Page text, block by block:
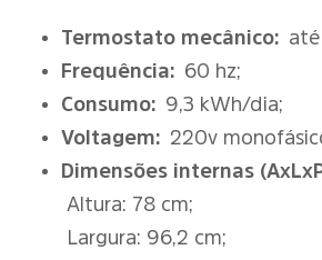
Termostato mecânico: até
Frequência: 60 hz;
Consumo: 9,3 kWh/dia;
Voltagem: 220v
Dimensões internas
Altura: 78 cm;
Largura: 96,2 cm;